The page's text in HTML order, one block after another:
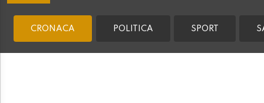
CRONACA POLITICA SPORT